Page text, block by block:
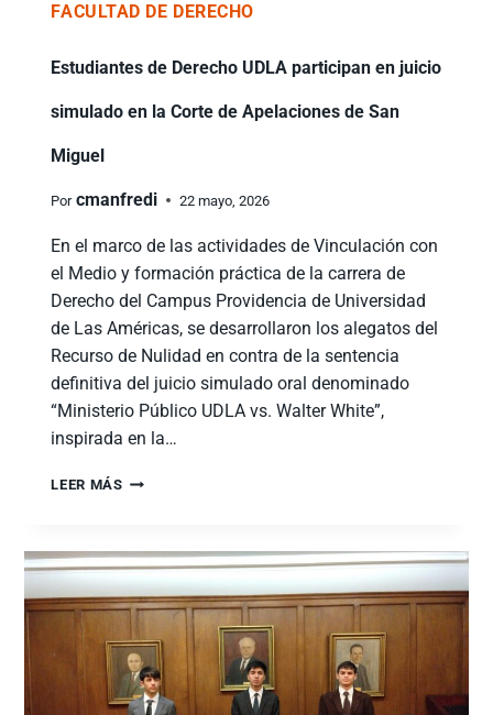
FACULTAD DE DERECHO
Estudiantes de Derecho UDLA participan en juicio
simulado en la Corte de Apelaciones de San
Miguel
Por cmanfredi 22 mayo, 2026
En el marco de las actividades de Vinculación con
el Medio y formación práctica de la carrera de
Derecho del Campus Providencia de Universidad
de Las Américas, se desarrollaron los alegatos del
Recurso de Nulidad en contra de la sentencia
definitiva del juicio simulado oral denominado
“Ministerio Público UDLA vs. Walter White”,
inspirada en la…
LEER MÁS